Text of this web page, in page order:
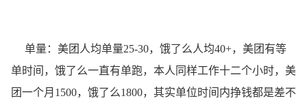
单量：美团人均单量25-30，饿了么人均40+，美团有等
单时间，饿了么一直有单跑，本人同样工作十二个小时，美
团一个月1500，饿了么1800，其实单位时间内挣钱都是差不